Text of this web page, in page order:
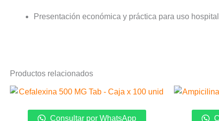
Presentación económica y práctica para uso
Productos relacionados
Consultar por WhatsApp